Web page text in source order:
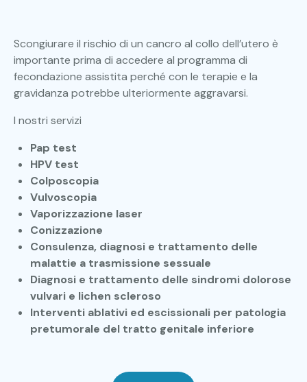
Scongiurare il rischio di un cancro al collo dell’utero è
importante prima di accedere al programma di
fecondazione assistita perché con le terapie e la
gravidanza potrebbe ulteriormente aggravarsi.
I nostri servizi
Pap test
HPV test
Colposcopia
Vulvoscopia
Vaporizzazione laser
Conizzazione
Consulenza, diagnosi e trattamento delle
malattie a trasmissione sessuale
Diagnosi e trattamento delle sindromi dolorose
vulvari e lichen scleroso
Interventi ablativi ed escissionali per patologia
pretumorale del tratto genitale inferiore